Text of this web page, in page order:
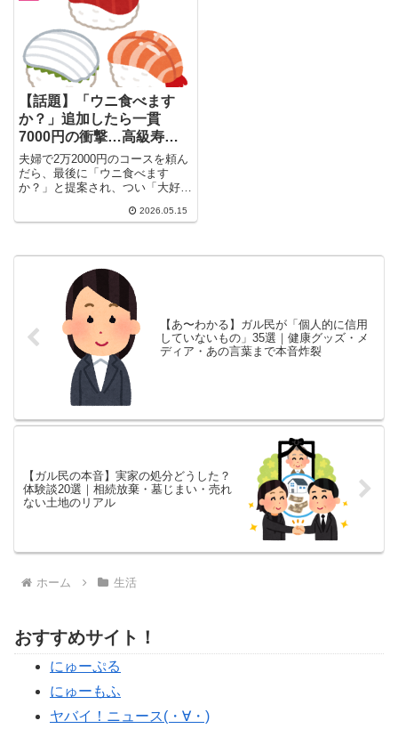
【話題】「ウニ食べます
か？」追加したら一貫
7000円の衝撃…高級寿司
店の会計にSNS騒然｜ガル
民の声まとめ
夫婦で2万2000円のコースを頼ん
だら、最後に「ウニ食べます
か？」と提案され、つい「大好き
2026.05.15
【あ〜わかる】ガル民が「個人的に信用
していないもの」35選｜健康グッズ・メ
ディア・あの言葉まで本音炸裂
【ガル民の本音】実家の処分どうした？
体験談20選｜相続放棄・墓じまい・売れ
ない土地のリアル
ホーム 生活
おすすめサイト！
にゅーぷる
にゅーもふ
ヤバイ！ニュース(・∀・)